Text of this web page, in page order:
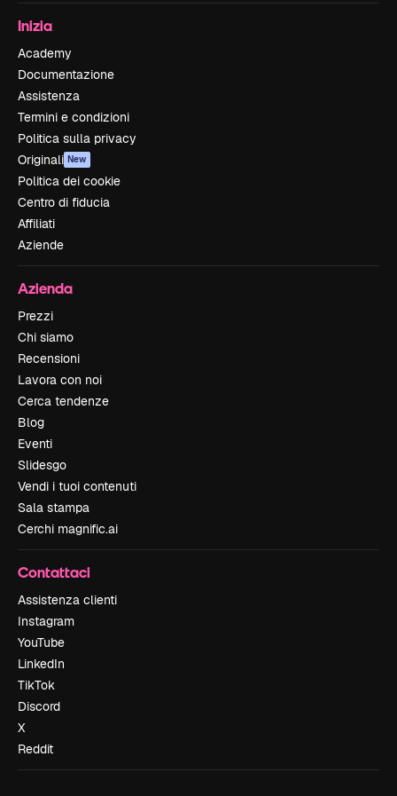
Inizia
Academy
Documentazione
Assistenza
Termini e condizioni
Politica sulla privacy
Originali New
Politica dei cookie
Centro di fiducia
Affiliati
Aziende
Azienda
Prezzi
Chi siamo
Recensioni
Lavora con noi
Cerca tendenze
Blog
Eventi
Slidesgo
Vendi i tuoi contenuti
Sala stampa
Cerchi magnific.ai
Contattaci
Assistenza clienti
Instagram
YouTube
LinkedIn
TikTok
Discord
X
Reddit